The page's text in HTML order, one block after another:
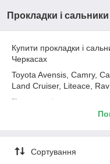
Прокладки і
Купити прокладки і
Черкасах
Toyota Avensis, Camry,
Land Cruiser, Liteace,
Про наявність, аналоги
Mail або за телефоном.
Payen, Victor Reinz
Прокладка головки
Сортування